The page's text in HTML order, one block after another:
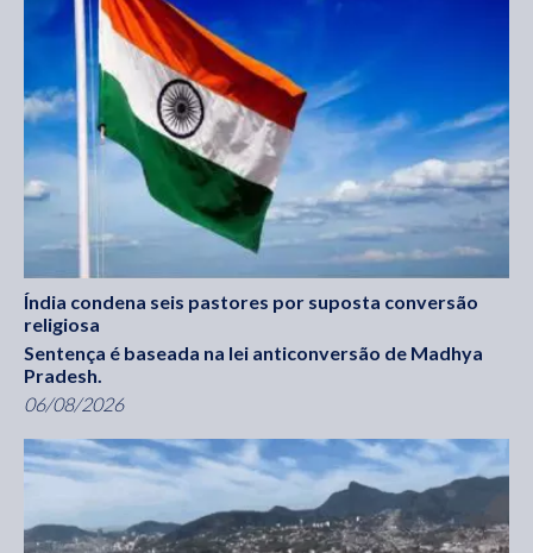
Índia condena seis pastores por suposta conversão
religiosa
Sentença é baseada na lei anticonversão de Madhya
Pradesh.
06/08/2026